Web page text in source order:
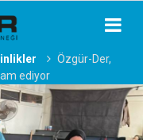
Özgür-Der,
ediyor